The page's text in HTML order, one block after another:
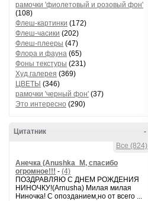
рамочки 'фиолетовый и розовый фон'
(108)
Флеш-картинки (172)
Флеш-часики (202)
Флеш-плееры (47)
Флора и фауна (65)
Фоны текстуры (231)
Худ.галерея (369)
ЦВЕТЫ (346)
рамочки 'черный фон' (37)
Это интересно (290)
-
Цитатник
Все (824)
Анечка (Anushka_M, спасибо
огромное!!! - (4)
ПОЗДРАВЛЯЮ С ДНЕМ РОЖДЕНИЯ
НИНОЧКУ!(Arnusha) Милая милая
Ниночка! С опозданием,но от всего ...